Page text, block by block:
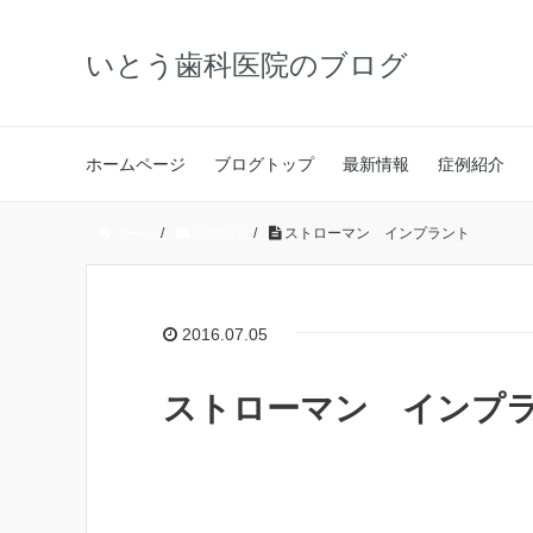
いとう歯科医院のブログ
ホームページ ブログトップ 最新情報 症例紹介
/ / ストローマン インプラント
2016.07.05
ストローマン インプ